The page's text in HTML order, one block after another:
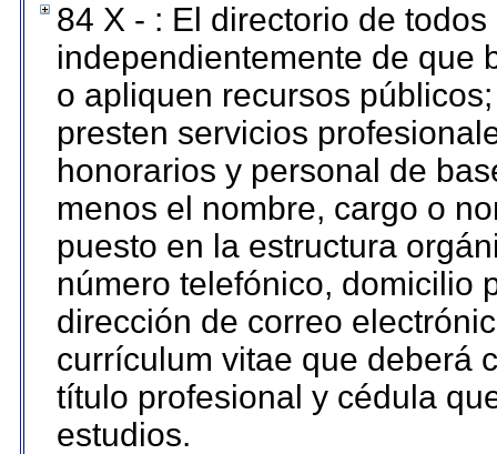
84 X - : El directorio de
independientemente de que
o apliquen recursos
presten servicios
honorarios y personal de
menos el nombre, cargo o
puesto en la estructura
número telefónico, domicilio
dirección de correo
currículum vitae que deberá
título profesional y cédula
estudios.